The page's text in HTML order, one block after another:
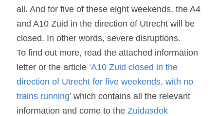
all. And for five of these eight weekends, the A4
and A10 Zuid in the direction of Utrecht will be
closed. In other words, severe disruptions.
To find out more, read the attached information
letter or the article ‘A10 Zuid closed in the
direction of Utrecht for five weekends, with no
trains running’ which contains all the relevant
information and come to the Zuidasdok